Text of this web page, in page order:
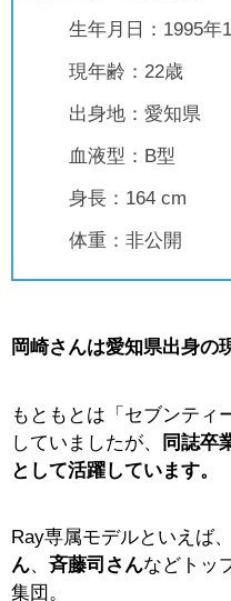
生年月日：1995年
現年齢：22歳
出身地：愛知県
血液型：B型
身長：164 cm
体重：非公開
岡崎さんは愛知県出身の
もともとは「セブンティ
していましたが、
同誌卒
として活躍しています。
Ray専属モデルといえば、
ん、斉藤司さんなどトッ
集団。